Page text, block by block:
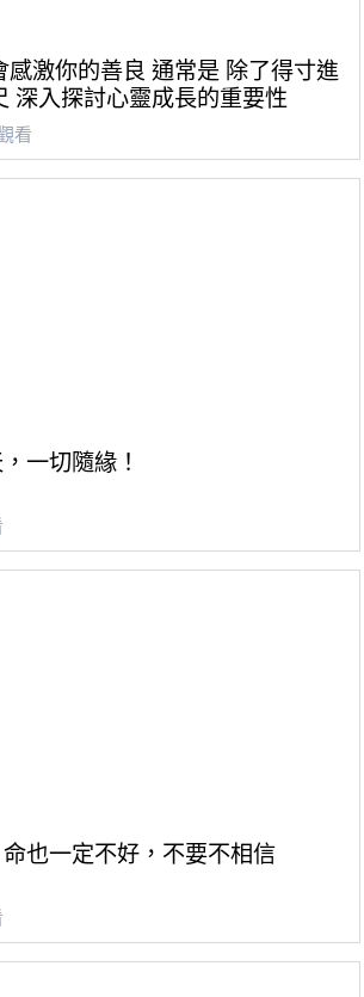
感激你的善良 通常是 除了得寸進
深入探討心靈成長的重要性
看
一切隨緣！
也一定不好，不要不相信